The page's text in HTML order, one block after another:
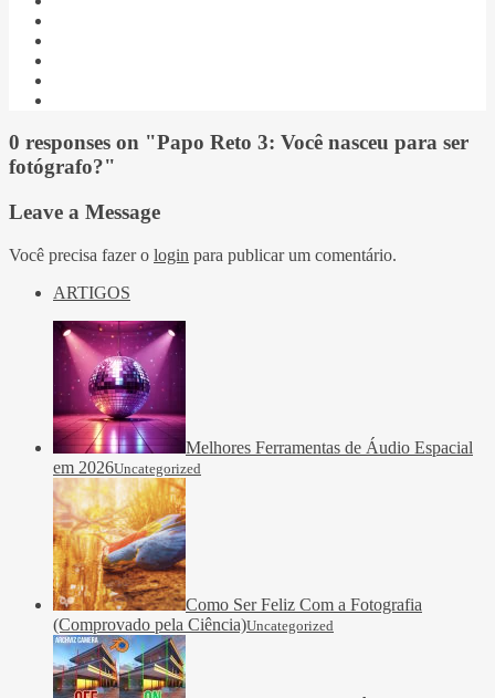
0 responses on "Papo Reto 3: Você nasceu para ser
fotógrafo?"
Leave a Message
Você precisa fazer o login para publicar um comentário.
ARTIGOS
Melhores Ferramentas de Áudio Espacial
em 2026Uncategorized
Como Ser Feliz Com a Fotografia
(Comprovado pela Ciência)Uncategorized